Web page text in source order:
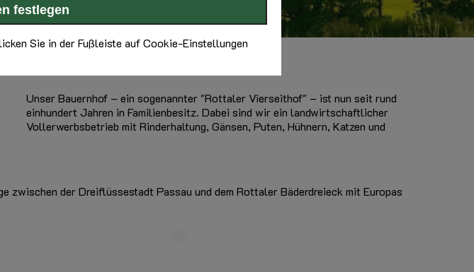
Sie in der Fußleiste auf Cookie-Einstellungen
Unser Bauernhof – ein sogenannter "Rottaler Vierseithof" – ist nun seit rund
einhundert Jahren in Familienbesitz. Dabei sind wir ein landwirtschaftlicher
Vollerwerbsbetrieb mit Rinderhaltung, Gänsen, Puten, Hühnern, Katzen und
zwischen der Dreiflüssestadt Passau und dem Rottaler Bäderdreieck mit Europas